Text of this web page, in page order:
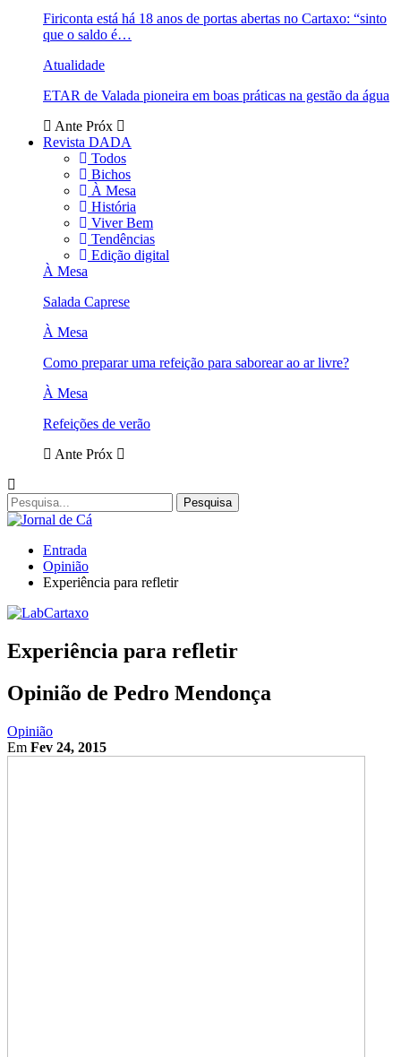
Firiconta está há 18 anos de portas abertas no Cartaxo: “sinto
que o saldo é…
Atualidade
ETAR de Valada pioneira em boas práticas na gestão da água
Ante Próx
Revista DADA
Todos
Bichos
À Mesa
História
Viver Bem
Tendências
Edição digital
À Mesa
Salada Caprese
À Mesa
Como preparar uma refeição para saborear ao ar livre?
À Mesa
Refeições de verão
Ante Próx
Entrada
Opinião
Experiência para refletir
Experiência para refletir
Opinião de Pedro Mendonça
Opinião
Em Fev 24, 2015